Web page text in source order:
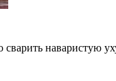
наваристую